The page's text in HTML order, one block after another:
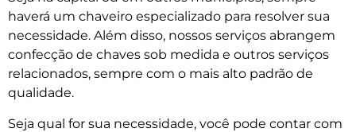
haverá um chaveiro especializado para resolver sua
necessidade. Além disso, nossos serviços abrangem
confecção de chaves sob medida e outros serviços
relacionados, sempre com o mais alto padrão de
qualidade.
Seja qual for sua necessidade, você pode contar com